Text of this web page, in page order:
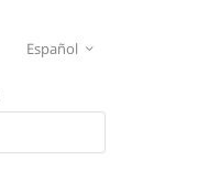
Español 